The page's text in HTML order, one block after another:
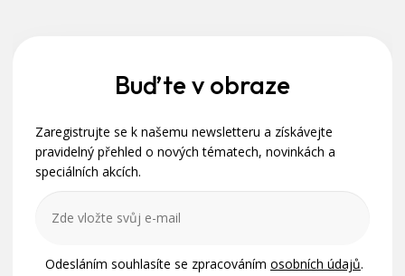
k
v
ý
i
Buďte v obraze
Zaregistrujte se k našemu newsletteru a získávejte
pravidelný přehled o nových tématech, novinkách a
speciálních akcích.
Odesláním souhlasíte se zpracováním osobních údajů.